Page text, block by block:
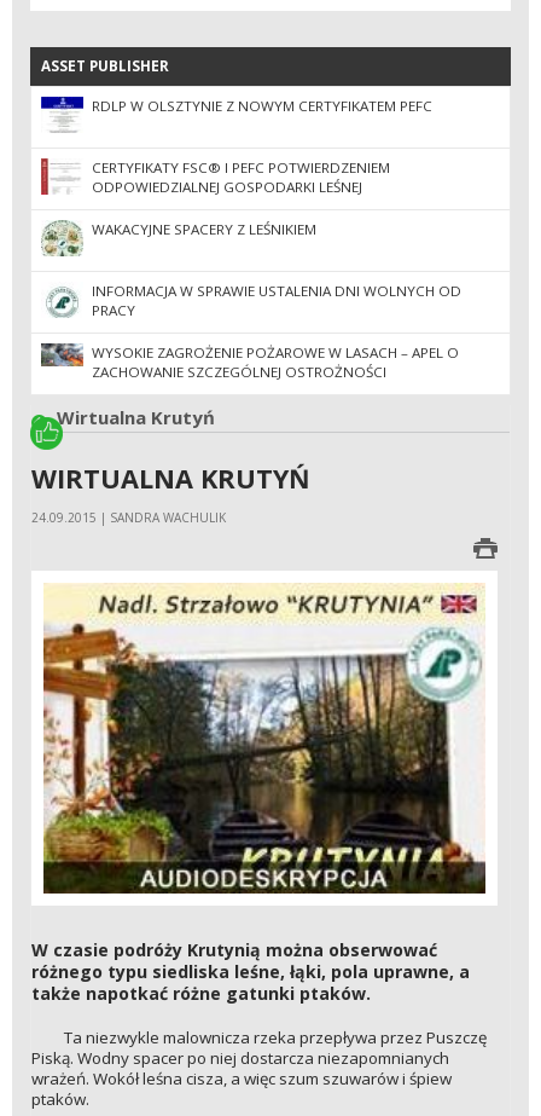
ASSET PUBLISHER
ASSET PUBLISHER
RDLP W OLSZTYNIE Z NOWYM CERTYFIKATEM PEFC
CERTYFIKATY FSC® I PEFC POTWIERDZENIEM
ODPOWIEDZIALNEJ GOSPODARKI LEŚNEJ
WAKACYJNE SPACERY Z LEŚNIKIEM
INFORMACJA W SPRAWIE USTALENIA DNI WOLNYCH OD
PRACY
WYSOKIE ZAGROŻENIE POŻAROWE W LASACH – APEL O
ZACHOWANIE SZCZEGÓLNEJ OSTROŻNOŚCI
Wirtualna Krutyń
WIRTUALNA KRUTYŃ
24.09.2015 | SANDRA WACHULIK
W czasie podróży Krutynią można obserwować
różnego typu siedliska leśne, łąki, pola uprawne, a
także napotkać różne gatunki ptaków.
Ta niezwykle malownicza rzeka przepływa przez Puszczę
Piską. Wodny spacer po niej dostarcza niezapomnianych
wrażeń. Wokół leśna cisza, a więc szum szuwarów i śpiew
ptaków.